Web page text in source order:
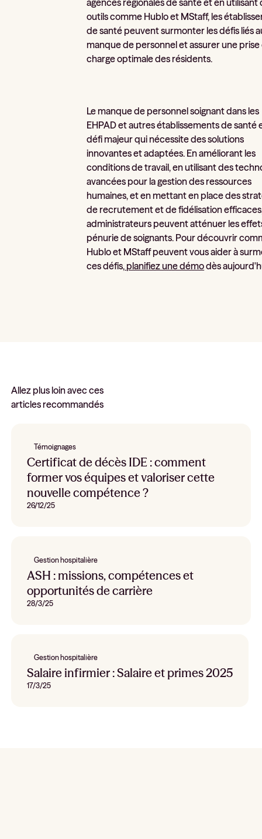
outils comme Hublo et MStaff, les
de santé peuvent surmonter les défis liés
manque de personnel et assurer une prise
charge optimale des résidents.
Le manque de personnel soignant dans les
EHPAD et autres établissements de santé
défi majeur qui nécessite des solutions
innovantes et adaptées. En améliorant les
conditions de travail, en utilisant des
avancées pour la gestion des ressources
humaines, et en mettant en place des
de recrutement et de fidélisation
administrateurs peuvent atténuer les
pénurie de soignants. Pour découvrir
Hublo et MStaff peuvent vous aider à
ces défis, planifiez une démodès
Allez plus loin avec ces
articles recommandés
Témoignages
Certificat de décès IDE : comment
former vos équipes et valoriser cette
nouvelle compétence ?
26/12/25
Gestion hospitalière
ASH : missions, compétences et
opportunités de carrière
28/3/25
Gestion hospitalière
Salaire infirmier : Salaire et primes 2025
17/3/25